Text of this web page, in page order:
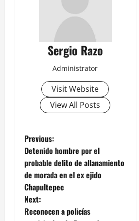
Sergio Razo
Administrator
Visit Website
View All Posts
P
o
s
t
Previous:
Detenido hombre por el
probable delito de allanamiento
de morada en el ex ejido
Chapultepec
Next:
Reconocen a policías